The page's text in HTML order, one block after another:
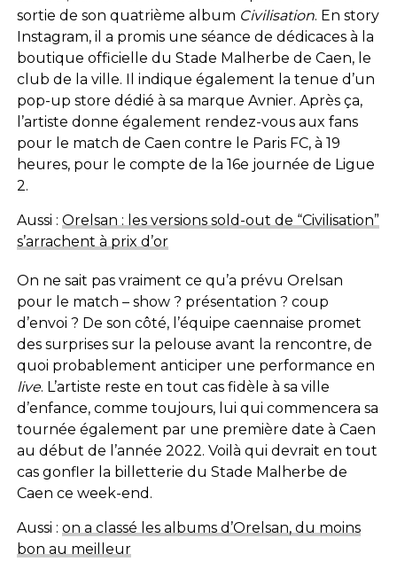
sortie de son quatrième album Civilisation. En story
Instagram, il a promis une séance de dédicaces à la
boutique officielle du Stade Malherbe de Caen, le
club de la ville. Il indique également la tenue d’un
pop-up store dédié à sa marque Avnier. Après ça,
l’artiste donne également rendez-vous aux fans
pour le match de Caen contre le Paris FC, à 19
heures, pour le compte de la 16e journée de Ligue
2.
Aussi : Orelsan : les versions sold-out de “Civilisation”
s’arrachent à prix d’or
On ne sait pas vraiment ce qu’a prévu Orelsan
pour le match – show ? présentation ? coup
d’envoi ? De son côté, l’équipe caennaise promet
des surprises sur la pelouse avant la rencontre, de
quoi probablement anticiper une performance en
live. L’artiste reste en tout cas fidèle à sa ville
d’enfance, comme toujours, lui qui commencera sa
tournée également par une première date à Caen
au début de l’année 2022. Voilà qui devrait en tout
cas gonfler la billetterie du Stade Malherbe de
Caen ce week-end.
Aussi : on a classé les albums d’Orelsan, du moins
bon au meilleur